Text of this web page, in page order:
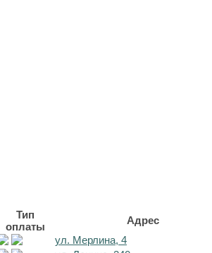
Тип
оплаты
Адрес
ул. Мерлина, 4